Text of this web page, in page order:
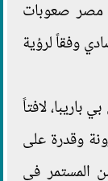
مصر صعوبات
وفقاً لرؤية
باريبا، لافتاً
وقدرة على
المستمر في